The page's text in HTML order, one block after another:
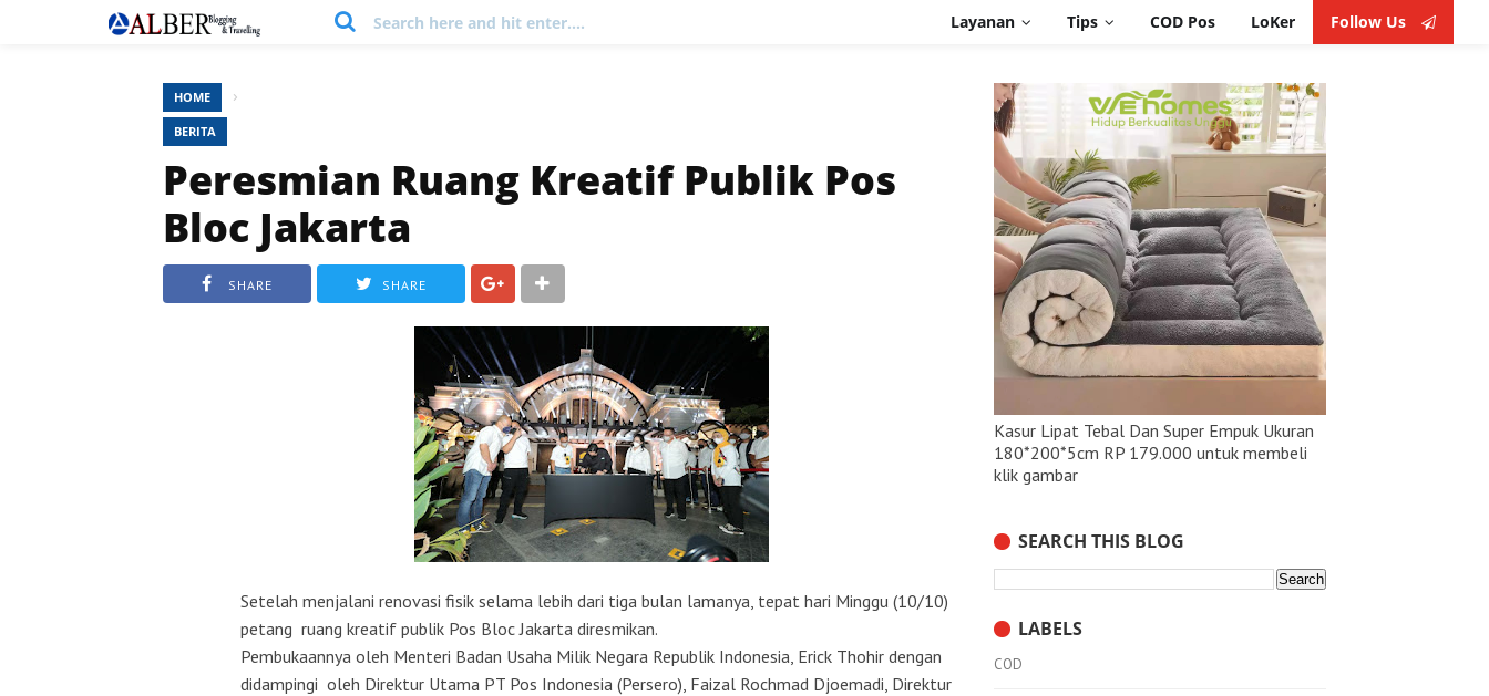
Search here and hit enter.... Layanan
Jasa Keuangan
Filateli
Tips
Makalah Dan Proposal
Theme Blog
Seo Website
Wisata
Kuliner
Kesehatan
COD Pos LoKer Follow Us
HOME ›
BERITA
Peresmian Ruang Kreatif Publik Pos
Bloc Jakarta
SHARE SHARE
Setelah menjalani renovasi fisik selama lebih dari tiga bulan lamanya, tepat hari Minggu (10/10)
petang ruang kreatif publik Pos Bloc Jakarta diresmikan.
Pembukaannya oleh Menteri Badan Usaha Milik Negara Republik Indonesia, Erick Thohir dengan
didampingi oleh Direktur Utama PT Pos Indonesia (Persero), Faizal Rochmad Djoemadi, Direktur
Kasur Lipat Tebal Dan Super Empuk Ukuran
180*200*5cm RP 179.000 untuk membeli
klik gambar
SEARCH THIS BLOG
LABELS
COD